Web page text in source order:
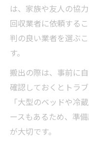
は、家族や友人の協
回収業者に依頼する
判の良い業者を選ぶ
す。
搬出の際は、事前に
確認しておくとトラ
「大型のベッドや冷
ースもあるため、準
が大切です。